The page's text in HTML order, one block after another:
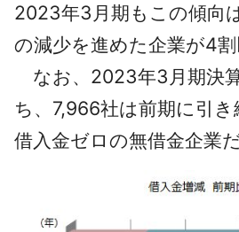
2023年3月期もこの傾向
の減少を進めた企業が4割
なお、2023年3月期決
ち、7,966社は前期に引
借入金ゼロの無借金企業だ